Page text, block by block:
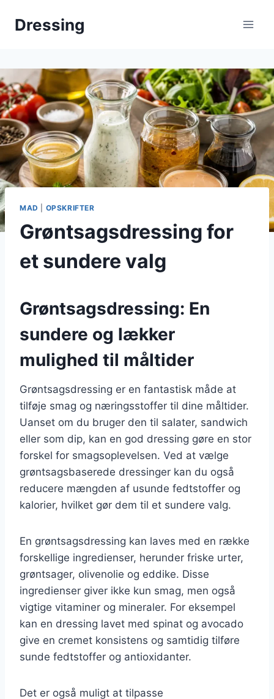
Dressing
MAD OPSKRIFTER
Grøntsagsdressing for
et sundere valg
Grøntsagsdressing: En
sundere og lækker
mulighed til måltider
Grøntsagsdressing er en fantastisk måde at
tilføje smag og næringsstoffer til dine måltider.
Uanset om du bruger den til salater, sandwich
eller som dip, kan en god dressing gøre en stor
forskel for smagsoplevelsen. Ved at vælge
grøntsagsbaserede dressinger kan du også
reducere mængden af usunde fedtstoffer og
kalorier, hvilket gør dem til et sundere valg.
En grøntsagsdressing kan laves med en række
forskellige ingredienser, herunder friske urter,
grøntsager, olivenolie og eddike. Disse
ingredienser giver ikke kun smag, men også
vigtige vitaminer og mineraler. For eksempel
kan en dressing lavet med spinat og avocado
give en cremet konsistens og samtidig tilføre
sunde fedtstoffer og antioxidanter.
Det er også muligt at tilpasse